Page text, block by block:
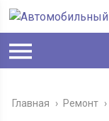
Главная › Ремонт ›